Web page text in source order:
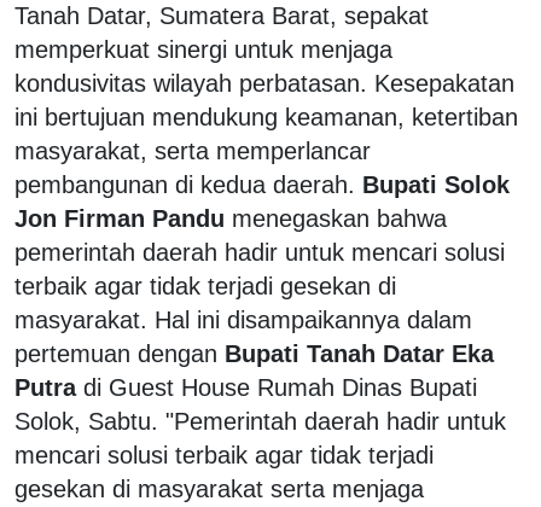
Tanah Datar, Sumatera Barat, sepakat
memperkuat sinergi untuk menjaga
kondusivitas wilayah perbatasan. Kesepakatan
ini bertujuan mendukung keamanan, ketertiban
masyarakat, serta memperlancar
pembangunan di kedua daerah. Bupati Solok
Jon Firman Pandu menegaskan bahwa
pemerintah daerah hadir untuk mencari solusi
terbaik agar tidak terjadi gesekan di
masyarakat. Hal ini disampaikannya dalam
pertemuan dengan Bupati Tanah Datar Eka
Putradi Guest House Rumah Dinas Bupati
Solok, Sabtu. "Pemerintah daerah hadir untuk
mencari solusi terbaik agar tidak terjadi
gesekan di masyarakat serta menjaga